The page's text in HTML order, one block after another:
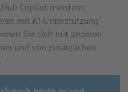
Copilot meistern:
mit KI-Unterstützung"-
Sie sich mit anderen
und von zusätzlichen